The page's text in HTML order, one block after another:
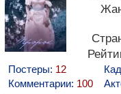
Постеры: 12
Комментарии: 100